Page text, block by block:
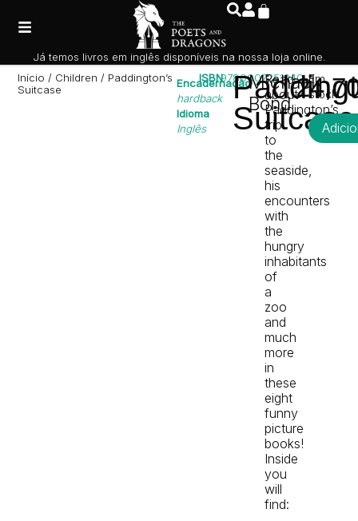
Início / Children / Paddington’s
Suitcase
Encadernação
hardback
Idioma
Inglês
ISBN9780007251940
Suitcase
Michael
Bond
Read
about
Paddington’s
trip
to
the
seaside,
his
encounters
with
the
hungry
inhabitants
of
a
zoo
and
much
more
in
these
eight
funny
picture
books!
Inside
you
will
find:
Em
stock
Já temos livros em inglês disponíveis na nossa loja online.